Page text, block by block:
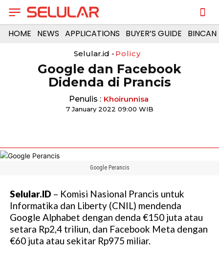
HOME NEWS APPLICATIONS BUYER’S GUIDE
Selular.id - Policy
Google dan Facebook
Didenda di Prancis
Penulis : Khoirunnisa
7 January 2022 09:00 WIB
Google Perancis
Selular.ID – Komisi Nasional Prancis untuk
Informatika dan Liberty (CNIL) mendenda
Google Alphabet dengan denda €150 juta atau
setara Rp2,4 triliun, dan Facebook Meta dengan
€60 juta atau sekitar Rp975 miliar.